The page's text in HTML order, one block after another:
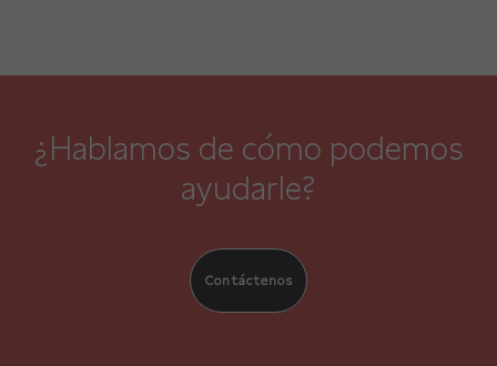
¿Hablamos de cómo podemos
ayudarle?
Contáctenos